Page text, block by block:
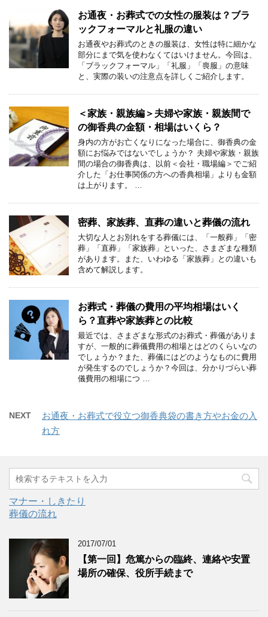
お通夜・お葬式での女性の服装は？ブラ
ックフォーマルと礼服の違い
お通夜やお葬式のときの服装は、女性は特に細かな
部分にまで気を使わなくてはいけません。今回は、
「ブラックフォーマル」「礼服」「喪服」の意味
と、実際の装いの注意点を詳しくご紹介します。
＜家族・親族編＞夫婦や家族・親族間で
の御香典の金額・相場はいくら？
身内の方がお亡くなりになった場合に、御香典の金
額にお悩みではないでしょうか？ 夫婦や家族・親族
間の場合の御香典は、以前＜会社・職場編＞でご紹
介した「お仕事関係の方への香典相場」よりも金額
は上がります。 …
密葬、家族葬、直葬の違いと葬儀の流れ
大切な人とお別れをする葬儀には、「一般葬」「密
葬」「直葬」「家族葬」といった、さまざまな種類
があります。また、いわゆる「家族葬」との違いも
含めて解説します。
お葬式・葬儀の費用の平均相場はいく
ら？直葬や家族葬との比較
最近では、さまざまな形式のお葬式・葬儀がありま
すが、一般的に葬儀費用の相場とはどのくらいなの
でしょうか？また、葬儀にはどのようなものに費用
が発生するのでしょうか？今回は、分かりづらい葬
儀費用の相場につ …
NEXT
お通夜・お葬式で役立つ御香典袋の書き方やお金の入
れ方
マナー・しきたり
葬儀の流れ
2017/07/01
【第一回】危篤からの臨終、連絡や安置
場所の確保、役所手続まで